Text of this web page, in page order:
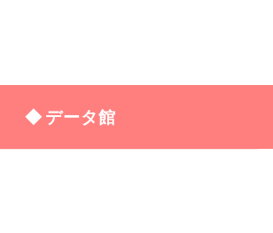
データ館